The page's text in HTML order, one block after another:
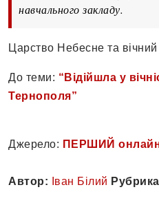
навчального закладу.
Царство Небесне та вічний
До теми: “Відійшла у
Тернополя”
Джерело: ПЕРШИЙ
Автор: Іван Білий